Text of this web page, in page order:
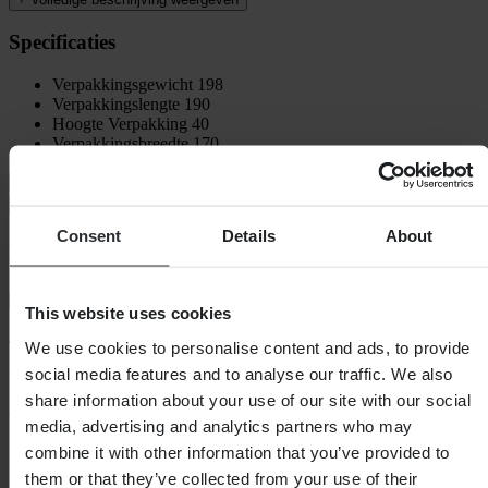
Consent Details About
This website uses cookies
We use cookies to personalise content and ads, to provide
social media features and to analyse our traffic. We also
share information about your use of our site with our social
media, advertising and analytics partners who may
combine it with other information that you’ve provided to
them or that they’ve collected from your use of their
Specificaties
Verpakkingsgewicht 198
Verpakkingslengte 190
Hoogte Verpakking 40
Verpakkingsbreedte170
4.74van de 5
Gebaseerd op 50 beoordelingen
5